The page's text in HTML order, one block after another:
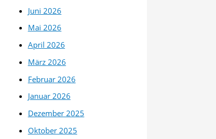
Juni 2026
Mai 2026
April 2026
März 2026
Februar 2026
Januar 2026
Dezember 2025
Oktober 2025